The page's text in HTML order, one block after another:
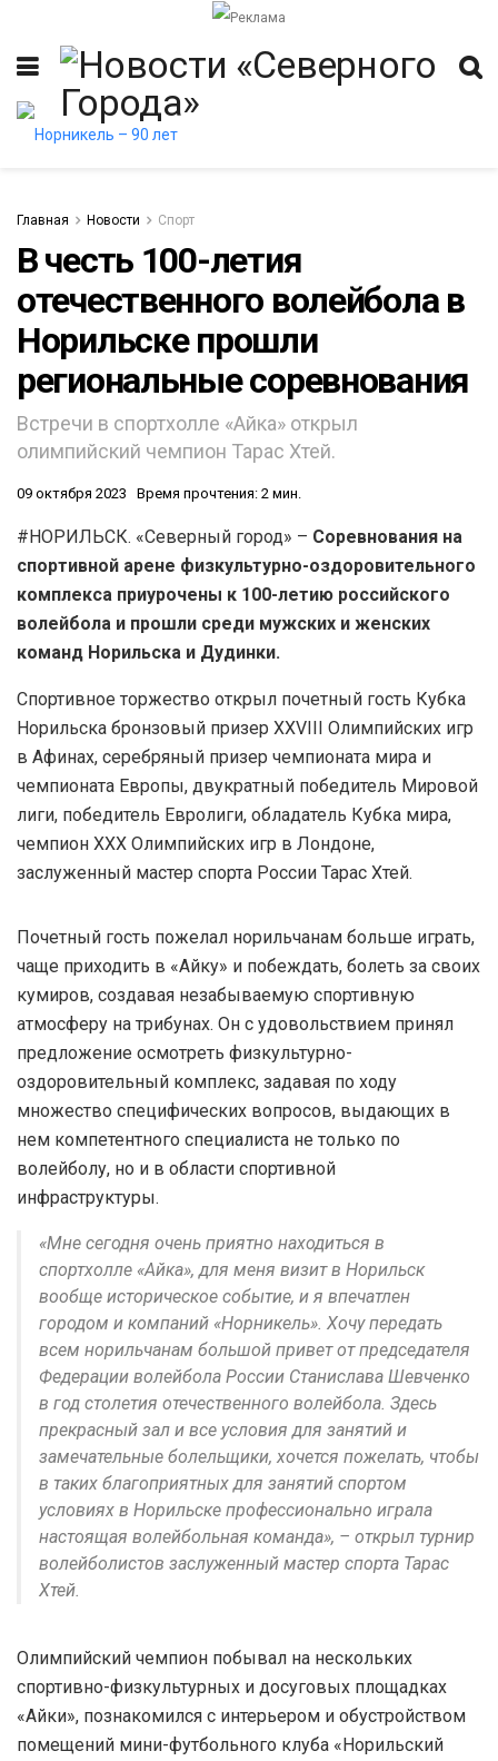
Главная Новости Спорт
В честь 100-летия
отечественного волейбола в
Норильске прошли
региональные соревнования
Встречи в спортхолле «Айка» открыл
олимпийский чемпион Тарас Хтей.
09 октября 2023 Время прочтения: 2 мин.
#НОРИЛЬСК. «Северный город» – Соревнования на
спортивной арене физкультурно-оздоровительного
комплекса приурочены к 100-летию российского
волейбола и прошли среди мужских и женских
команд Норильска и Дудинки.
Спортивное торжество открыл почетный гость Кубка
Норильска бронзовый призер XXVIII Олимпийских игр
в Афинах, серебряный призер чемпионата мира и
чемпионата Европы, двукратный победитель Мировой
лиги, победитель Евролиги, обладатель Кубка мира,
чемпион XXX Олимпийских игр в Лондоне,
заслуженный мастер спорта России Тарас Хтей.
Почетный гость пожелал норильчанам больше играть,
чаще приходить в «Айку» и побеждать, болеть за своих
кумиров, создавая незабываемую спортивную
атмосферу на трибунах. Он с удовольствием принял
предложение осмотреть физкультурно-
оздоровительный комплекс, задавая по ходу
множество специфических вопросов, выдающих в
нем компетентного специалиста не только по
волейболу, но и в области спортивной
инфраструктуры.
«Мне сегодня очень приятно находиться в
спортхолле «Айка», для меня визит в Норильск
вообще историческое событие, и я впечатлен
городом и компаний «Норникель». Хочу передать
всем норильчанам большой привет от председателя
Федерации волейбола России Станислава Шевченко
в год столетия отечественного волейбола. Здесь
прекрасный зал и все условия для занятий и
замечательные болельщики, хочется пожелать, чтобы
в таких благоприятных для занятий спортом
условиях в Норильске профессионально играла
настоящая волейбольная команда», – открыл турнир
волейболистов заслуженный мастер спорта Тарас
Хтей.
Олимпийский чемпион побывал на нескольких
спортивно-физкультурных и досуговых площадках
«Айки», познакомился с интерьером и обустройством
помещений мини-футбольного клуба «Норильский